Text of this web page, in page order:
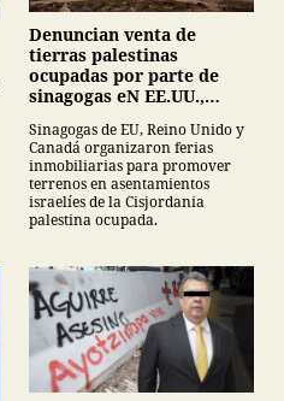
Denuncian venta de
tierras palestinas
ocupadas por parte de
sinagogas eN EE.UU.,
Sinagogas de EU, Reino Unido y
Canadá organizaron ferias
inmobiliarias para promover
terrenos en asentamientos
israelíes de la Cisjordania
palestina ocupada.